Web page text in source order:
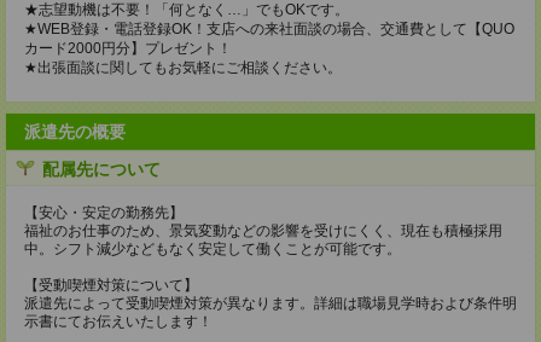
★志望動機は不要！「何となく…」でもOKです。
★WEB登録・電話登録OK！支店への来社面談の場合、交通費として【QUO
カード2000円分】プレゼント！
★出張面談に関してもお気軽にご相談ください。
派遣先の概要
配属先について
【安心・安定の勤務先】
福祉のお仕事のため、景気変動などの影響を受けにくく、現在も積極採用
中。シフト減少などもなく安定して働くことが可能です。
【受動喫煙対策について】
派遣先によって受動喫煙対策が異なります。詳細は職場見学時および条件明
示書にてお伝えいたします！